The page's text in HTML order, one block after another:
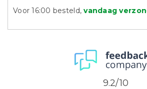
Voor 16:00 besteld,vandaag
9.2/10